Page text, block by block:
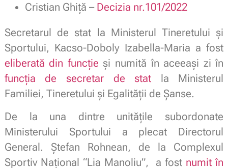
Cristian Ghiță – Decizia nr.101/2022
Secretarul de stat la Ministerul Tineretului și
Sportului, Kacso-Doboly Izabella-Maria a fost
eliberată din funcție și numită în aceeași ziîn
funcția de secretar de stat la Ministerul
Familiei, Tineretului și Egalității de Șanse.
De la una dintre unitățile subordonate
Ministerului Sportului a plecat Directorul
General. Ștefan Rohnean, de la Complexul
Sportiv Național “Lia Manoliu”, a fost numit în